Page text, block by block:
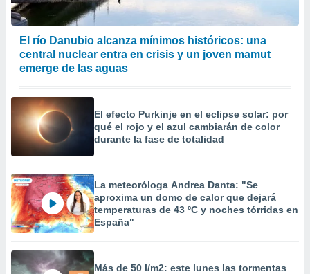
El río Danubio alcanza mínimos históricos: una
central nuclear entra en crisis y un joven mamut
emerge de las aguas
El efecto Purkinje en el eclipse solar: por
qué el rojo y el azul cambiarán de color
durante la fase de totalidad
La meteoróloga Andrea Danta: "Se
aproxima un domo de calor que dejará
temperaturas de 43 ºC y noches tórridas en
España"
Más de 50 l/m2: este lunes las tormentas